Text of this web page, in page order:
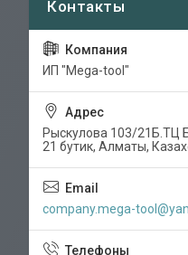
ИП "Mega-tool"
Рыскулова 103/21Б.ТЦ
21 бутик, Алматы,
company.mega-